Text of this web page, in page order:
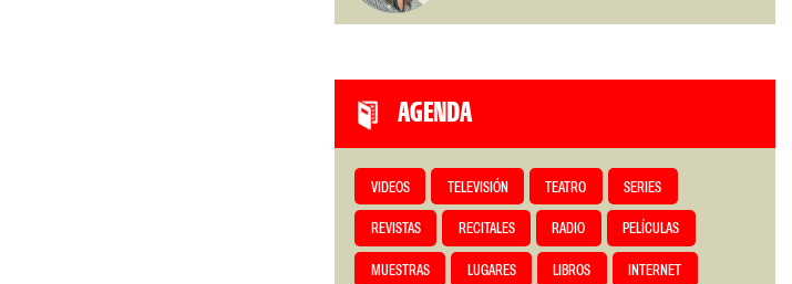
AGENDA
VIDEOS TELEVISIÓN TEATRO SERIES
REVISTAS RECITALES RADIO PELÍCULAS
MUESTRAS LUGARES LIBROS INTERNET